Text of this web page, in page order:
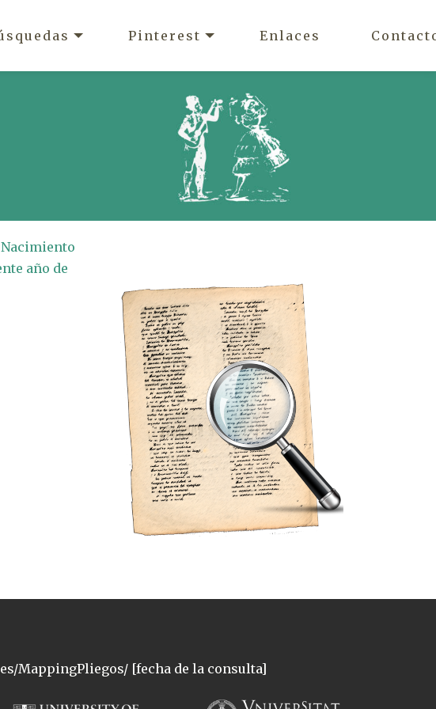
Pinterest Enlaces
año de
MappingPliegos/ [fecha de la consulta]